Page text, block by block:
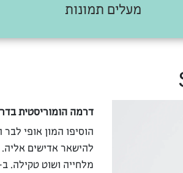
מעלים תמונות
דרמה הומוריסטית
הוסיפו המון אופי
להישאר אדישים אליה.
מלחייה ושוט טקילה.